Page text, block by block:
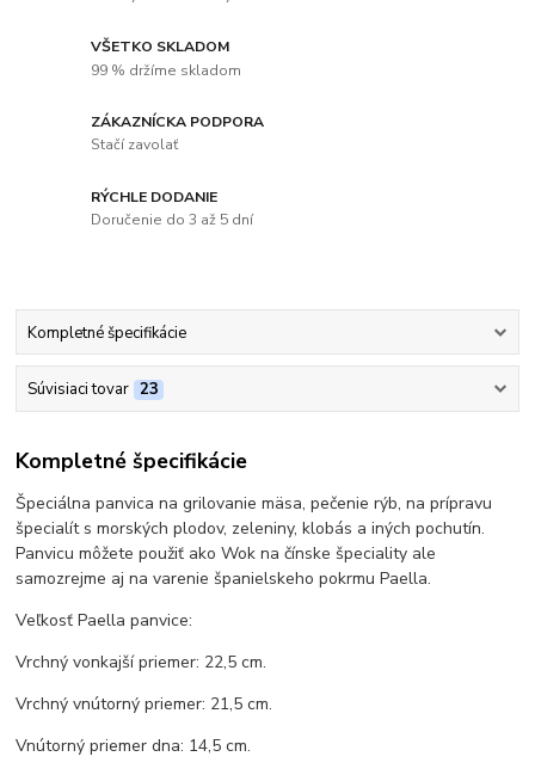
VŠETKO SKLADOM
99 % držíme skladom
ZÁKAZNÍCKA PODPORA
Stačí zavolať
RÝCHLE DODANIE
Doručenie do 3 až 5 dní
Kompletné špecifikácie
Súvisiaci tovar 23
Kompletné špecifikácie
Špeciálna panvica na grilovanie mäsa, pečenie rýb, na prípravu
špecialít s morských plodov, zeleniny, klobás a iných pochutín.
Panvicu môžete použiť ako Wok na čínske špeciality ale
samozrejme aj na varenie španielskeho pokrmu Paella.
Veľkosť Paella panvice:
Vrchný vonkajší priemer: 22,5 cm.
Vrchný vnútorný priemer: 21,5 cm.
Vnútorný priemer dna: 14,5 cm.